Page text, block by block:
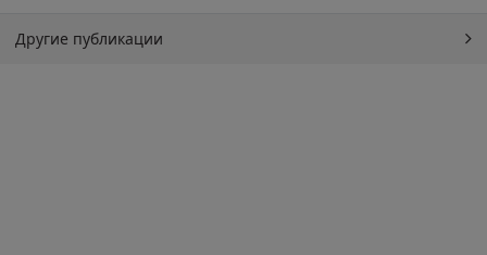
Другие публикации